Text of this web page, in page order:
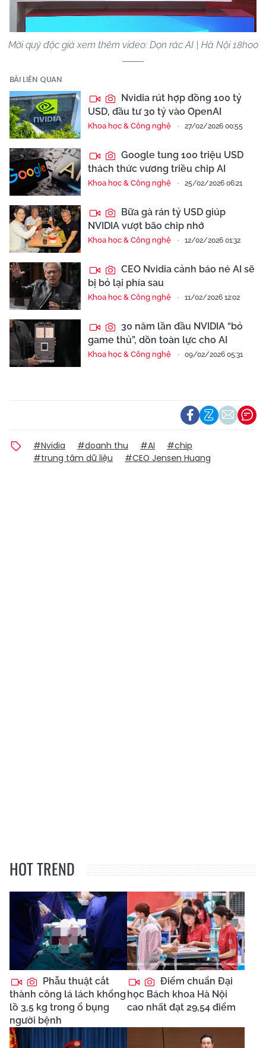
Mời quý độc giả xem thêm video: Dọn rác AI | Hà Nội 18h00
BÀI LIÊN QUAN
Nvidia rút hợp đồng 100 tỷ
USD, đầu tư 30 tỷ vào OpenAI
Khoa học & Công nghệ 27/02/2026 00:55
Google tung 100 triệu USD
thách thức vương triều chip AI
Khoa học & Công nghệ 25/02/2026 06:21
Bữa gà rán tỷ USD giúp
NVIDIA vượt bão chip nhớ
Khoa học & Công nghệ 12/02/2026 01:32
CEO Nvidia cảnh báo né AI sẽ
bị bỏ lại phía sau
Khoa học & Công nghệ 11/02/2026 12:02
30 năm lần đầu NVIDIA “bỏ
game thủ”, dồn toàn lực cho AI
Khoa học & Công nghệ 09/02/2026 05:31
#Nvidia #doanh thu #AI
#chip
#trung tâm dữ liệu
#CEO Jensen Huang
HOT TREND
Phẫu thuật cắt
thành công lá lách khổng
lồ 3,5 kg trong ổ bụng
người bệnh
Điểm chuẩn Đại
học Bách khoa Hà Nội
cao nhất đạt 29,54 điểm